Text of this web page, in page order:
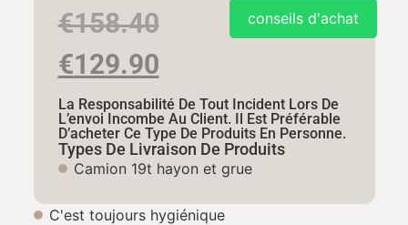
€158.40
€129.90
conseils d'achat
La Responsabilité De Tout Incident Lors De
L’envoi Incombe Au Client. Il Est Préférable
D’acheter Ce Type De Produits En Personne.
Types De Livraison De Produits
Camion 19t hayon et grue
C'est toujours hygiénique​